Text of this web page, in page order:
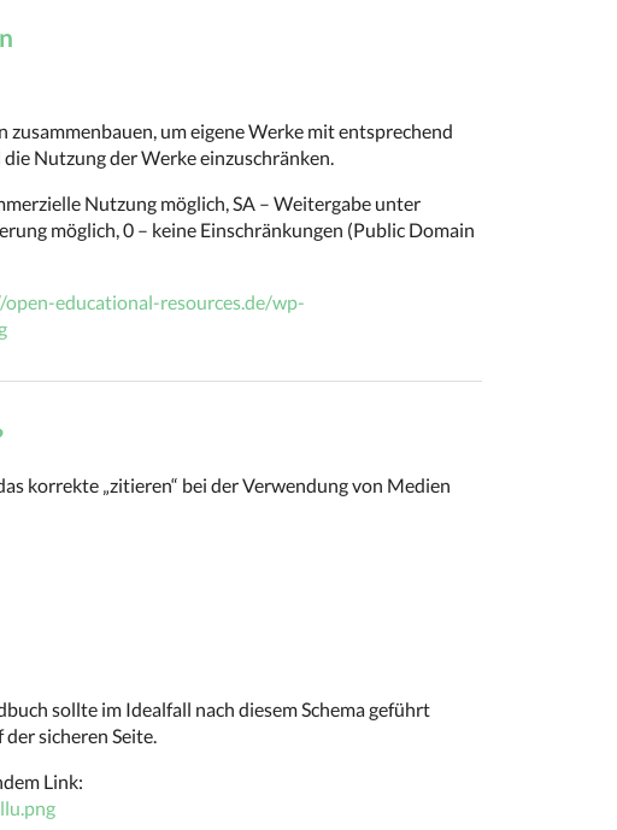
um eigene Werke mit entsprechend
Nutzung der Werke einzuschränken.
Nutzung möglich, SA – Weitergabe unter
möglich, 0 – keine Einschränkungen (Public Domain
educational-resources.de/wp-
korrekte „zitieren“ bei der Verwendung von Medien
sollte im Idealfall nach diesem Schema geführt
sicheren Seite.
Link: